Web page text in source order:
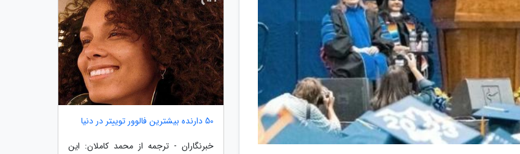
50 دارنده بیشترین فالوور توییتر در دنیا
خبرنگاران - ترجمه از محمد کاملان: این